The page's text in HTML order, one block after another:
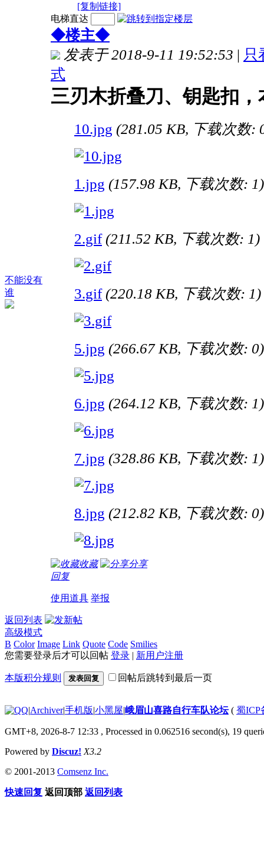
[复制链接]
不能没有
谁
电梯直达
◆楼主◆
发表于 2018-9-11 19:52:53 | 只
式
三刃木折叠刀、钥匙扣，本
10.jpg (281.05 KB, 下载次数:
1.jpg (157.98 KB, 下载次数: 1)
2.gif (211.52 KB, 下载次数: 1)
3.gif (220.18 KB, 下载次数: 1)
5.jpg (266.67 KB, 下载次数: 0)
6.jpg (264.12 KB, 下载次数: 1)
7.jpg (328.86 KB, 下载次数: 1)
8.jpg (212.82 KB, 下载次数: 0)
收藏
分享
回复
使用道具 举报
返回列表
高级模式
B Color Image Link Quote Code Smilies
您需要登录后才可以回帖 登录 | 新用户注册
本版积分规则 发表回复 回帖后跳转到最后一页
|Archiver|手机版|小黑屋|峨眉山喜路自行车队论坛( 蜀ICP
GMT+8, 2026-8-7 12:33 , Processed in 0.062516 second(s), 19
Powered by Discuz! X3.2
© 2001-2013 Comsenz Inc.
快速回复 返回顶部 返回列表